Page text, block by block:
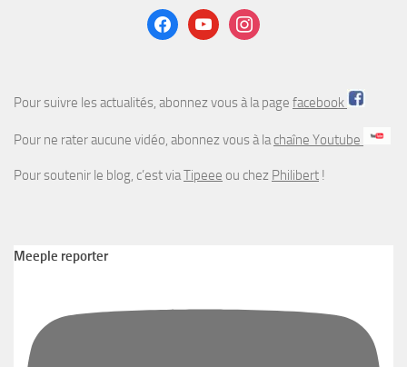
facebookyoutubeinstagram
Pour suivre les actualités, abonnez vous à la page facebook
Pour ne rater aucune vidéo, abonnez vous à lachaîne Youtube
Pour soutenir le blog, c’est viaTipeee ou chez Philibert !
Meeple reporter